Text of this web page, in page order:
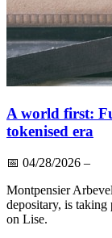
A world first:
tokenised era
📅 04/28/2026 –
Montpensier
depositary, is
on Lise.